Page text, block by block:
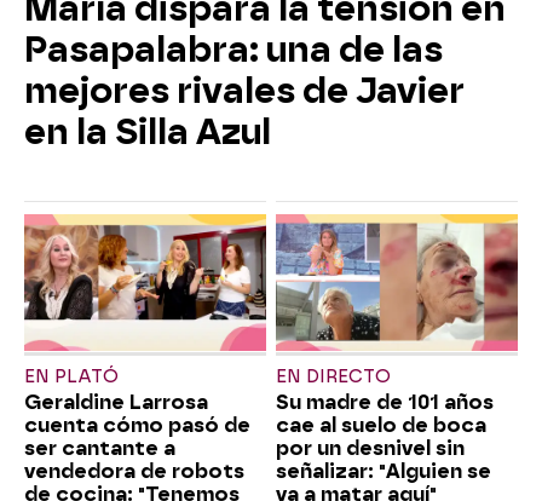
María dispara la tensión en
Pasapalabra: una de las
mejores rivales de Javier
en la Silla Azul
EN PLATÓ
Geraldine Larrosa
cuenta cómo pasó de
ser cantante a
vendedora de robots
de cocina: "Tenemos
EN DIRECTO
Su madre de 101 años
cae al suelo de boca
por un desnivel sin
señalizar: "Alguien se
va a matar aquí"